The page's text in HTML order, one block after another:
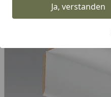
Ja, verstanden